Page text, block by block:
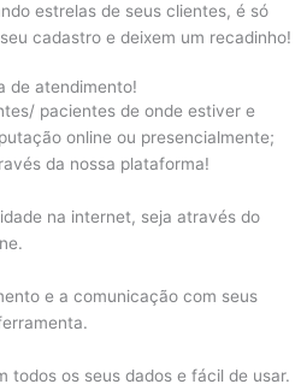
estrelas de seus clientes, é só
cadastro e deixem um recadinho!
de atendimento!
pacientes de onde estiver e
online ou presencialmente;
da nossa plataforma!
na internet, seja através do
e a comunicação com seus
todos os seus dados e fácil de usar.